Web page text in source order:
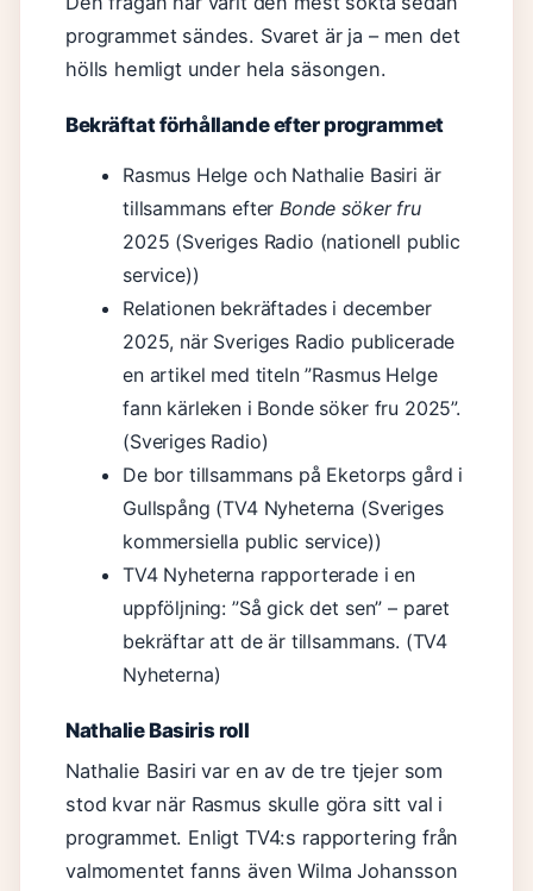
programmet sändes. Svaret är ja – men det
hölls hemligt under hela säsongen.
Bekräftat förhållande efter programmet
Rasmus Helge och Nathalie Basiri är
tillsammans efterBonde söker fru
2025 (Sveriges Radio (nationell public
service))
Relationen bekräftades i december
2025, när Sveriges Radio publicerade
en artikel med titeln ”Rasmus Helge
fann kärleken i Bonde söker fru 2025”.
(Sveriges Radio)
De bor tillsammans på Eketorps gård i
Gullspång (TV4 Nyheterna (Sveriges
kommersiella public service))
TV4 Nyheterna rapporterade i en
uppföljning: ”Så gick det sen” – paret
bekräftar att de är tillsammans. (TV4
Nyheterna)
Nathalie Basiris roll
Nathalie Basiri var en av de tre tjejer som
stod kvar när Rasmus skulle göra sitt val i
programmet. Enligt TV4:s rapportering från
valmomentet fanns även Wilma Johansson